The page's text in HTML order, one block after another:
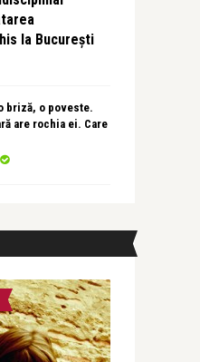
la București
briză, o poveste.
are rochia ei. Care